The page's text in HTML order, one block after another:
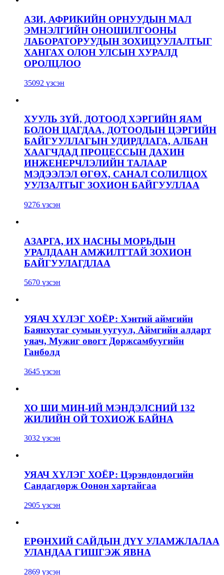
АЗИ, АФРИКИЙН ОРНУУДЫН МАЛ
ЭМНЭЛГИЙН ОНОШИЛГООНЫ
ЛАБОРАТОРУУДЫН ЗОХИЦУУЛАЛТЫГ
ХАНГАХ ОЛОН УЛСЫН ХУРАЛД
ОРОЛЦЛОО
35092 үзсэн
ХУУЛЬ ЗҮЙ, ДОТООД ХЭРГИЙН ЯАМ
БОЛОН ЦАГДАА, ДОТООДЫН ЦЭРГИЙН
БАЙГУУЛЛАГЫН УДИРДЛАГА, АЛБАН
ХААГЧДАД ПРОЦЕССЫН ДАХИН
ИНЖЕНЕРЧЛЭЛИЙН ТАЛААР
МЭДЭЭЛЭЛ ӨГӨХ, САНАЛ СОЛИЛЦОХ
УУЛЗАЛТЫГ ЗОХИОН БАЙГУУЛЛАА
9276 үзсэн
АЗАРГА, ИХ НАСНЫ МОРЬДЫН
УРАЛДААН АМЖИЛТТАЙ ЗОХИОН
БАЙГУУЛАГДЛАА
5670 үзсэн
УЯАЧ ХҮЛЭГ ХОЁР: Хэнтий аймгийн
Баянхутаг сумын уугуул, Аймгийн алдарт
уяач, Мужиг овогт Доржсамбуугийн
Ганболд
3645 үзсэн
ХО ШИ МИН-ИЙ МЭНДЭЛСНИЙ 132
ЖИЛИЙН ОЙ ТОХИОЖ БАЙНА
3032 үзсэн
УЯАЧ ХҮЛЭГ ХОЁР: Цэрэндондогийн
Сандагдорж Оонон хартайгаа
2905 үзсэн
ЕРӨНХИЙ САЙДЫН ДҮҮ УЛАМЖЛАЛАА
УЛАНДАА ГИШГЭЖ ЯВНА
2869 үзсэн